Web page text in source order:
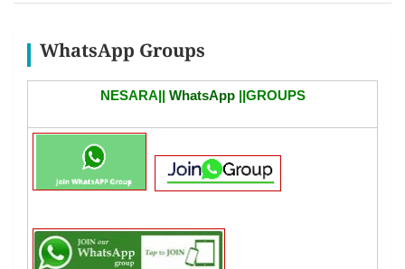
WhatsApp Groups
NESARA|| WhatsApp||GROUPS